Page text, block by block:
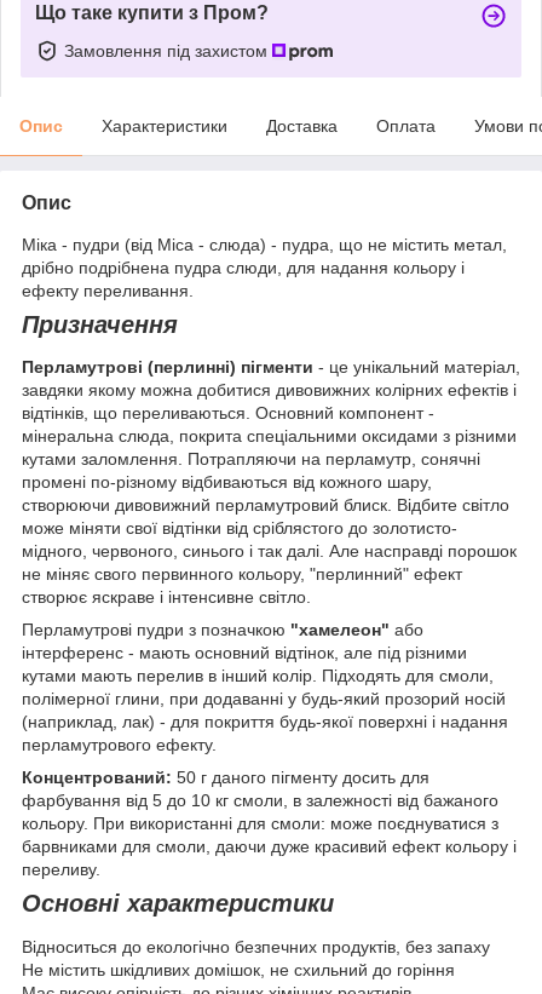
Що таке купити з Пром?
Замовлення під захистом
Опис Характеристики Доставка Оплата Умови
Опис
Міка - пудри (від Mica - слюда) - пудра, що не містить метал,
дрібно подрібнена пудра слюди, для надання кольору і
ефекту переливання.
Призначення
Перламутрові (перлинні) пігменти - це унікальний матеріал,
завдяки якому можна добитися дивовижних колірних ефектів і
відтінків, що переливаються. Основний компонент -
мінеральна слюда, покрита спеціальними оксидами з різними
кутами заломлення. Потрапляючи на перламутр, сонячні
промені по-різному відбиваються від кожного шару,
створюючи дивовижний перламутровий блиск. Відбите світло
може міняти свої відтінки від сріблястого до золотисто-
мідного, червоного, синього і так далі. Але насправді порошок
не міняє свого первинного кольору, "перлинний" ефект
створює яскраве і інтенсивне світло.
Перламутрові пудри з позначкою "хамелеон" або
інтерференс - мають основний відтінок, але під різними
кутами мають перелив в інший колір. Підходять для смоли,
полімерної глини, при додаванні у будь-який прозорий носій
(наприклад, лак) - для покриття будь-якої поверхні і надання
перламутрового ефекту.
Концентрований: 50 г даного пігменту досить для
фарбування від 5 до 10 кг смоли, в залежності від бажаного
кольору. При використанні для смоли: може поєднуватися з
барвниками для смоли, даючи дуже красивий ефект кольору і
переливу.
Основні характеристики
Відноситься до екологічно безпечних продуктів, без запаху
Не містить шкідливих домішок, не схильний до горіння